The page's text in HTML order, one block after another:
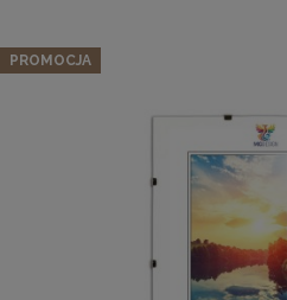
Ramka na zdjęcia 35 x 50 cm
PROMOCJA